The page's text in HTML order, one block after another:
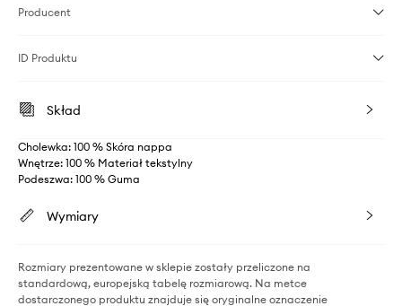
Producent
ID Produktu
Skład
Cholewka: 100 % Skóra nappa
Wnętrze: 100 % Materiał tekstylny
Podeszwa: 100 % Guma
Wymiary
Rozmiary prezentowane w sklepie zostały przeliczone na
standardową, europejską tabelę rozmiarową. Na metce
dostarczonego produktu znajduje się oryginalne oznaczenie